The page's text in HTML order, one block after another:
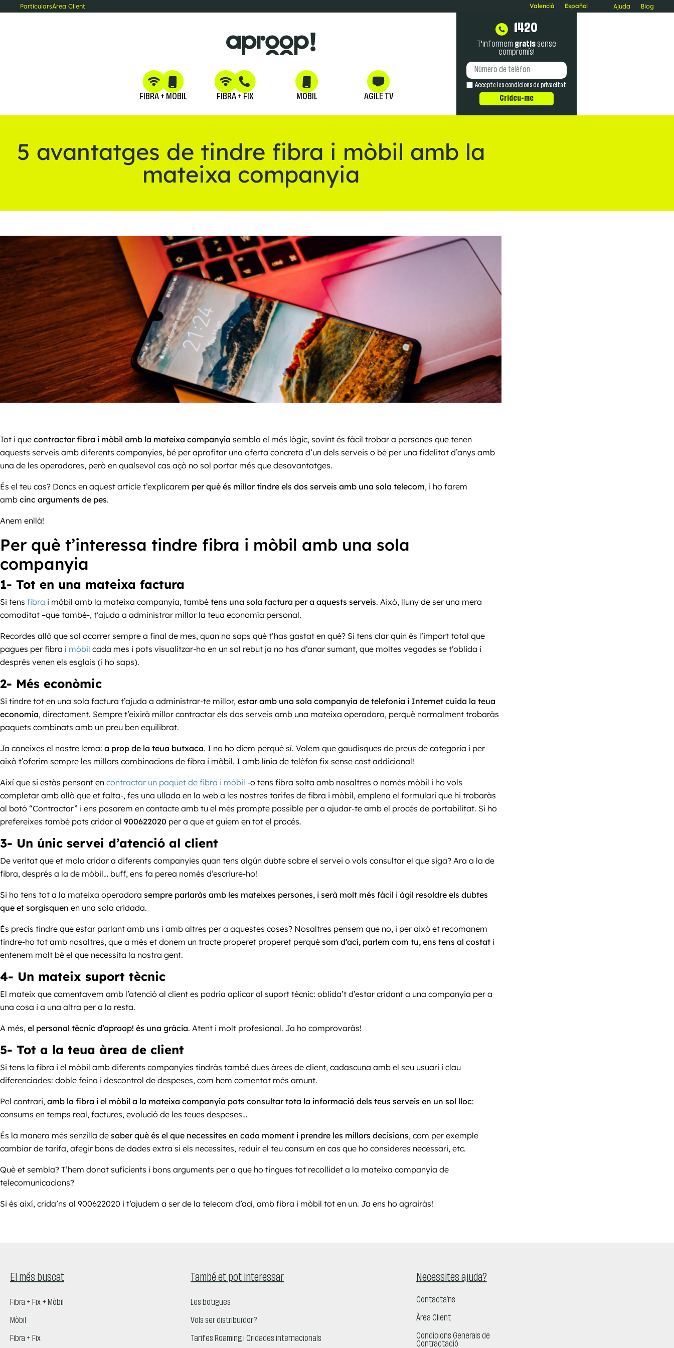
ParticularsÀrea Client Valencià Español Ajuda Blog
FIBRA + MÒBIL FIBRA + FIX MÒBIL AGILE TV
1420
T'informem gratissense
compromís!
Accepte lescondicions de privacitat
Crideu-me
5 avantatges de tindre fibra i mòbil amb la
mateixa companyia
Tot i que contractar fibra i mòbil amb la mateixa companyia sembla el més lògic, sovint és fàcil trobar a persones que tenen
aquests serveis amb diferents companyies, bé per aprofitar una oferta concreta d’un dels serveis o bé per una fidelitat d’anys amb
una de les operadores, però en qualsevol cas açò no sol portar més que desavantatges.
És el teu cas? Doncs en aquest article t’explicarem per què és millor tindre els dos serveis amb una sola telecom, i ho farem
amb cinc arguments de pes.
Anem enllà!
Per què t’interessa tindre fibra i mòbil amb una sola
companyia
1- Tot en una mateixa factura
Si tens fibra i mòbil amb la mateixa companyia, també tens una sola factura per a aquests serveis. Això, lluny de ser una mera
comoditat –que també-, t’ajuda a administrar millor la teua economía personal.
Recordes allò que sol ocorrer sempre a final de mes, quan no saps què t’has gastat en què? Si tens clar quin és l’import total que
pagues per fibra i mòbil cada mes i pots visualitzar-ho en un sol rebut ja no has d’anar sumant, que moltes vegades se t’oblida i
després venen els esglais (i ho saps).
2- Més econòmic
Si tindre tot en una sola factura t’ajuda a administrar-te millor, estar amb una sola companyia de telefonia i Internet cuida la teua
economia, directament. Sempre t’eixirà millor contractar els dos serveis amb una mateixa operadora, perquè normalment trobaràs
paquets combinats amb un preu ben equilibrat.
Ja coneixes el nostre lema: a prop de la teua butxaca. I no ho diem perquè sí. Volem que gaudisques de preus de categoria i per
això t’oferim sempre les millors combinacions de fibra i mòbil. I amb línia de telèfon fix sense cost addicional!
Així que si estàs pensant en contractar un paquet de fibra i mòbil -o tens fibra solta amb nosaltres o només mòbil i ho vols
completar amb allò que et falta-, fes una ullada en la web a les nostres tarifes de fibra i mòbil, emplena el formulari que hi trobaràs
al botó “Contractar” i ens posarem en contacte amb tu el més prompte possible per a ajudar-te amb el procés de portabilitat. Si ho
prefereixes també pots cridar al 900622020 per a que et guiem en tot el procés.
3- Un únic servei d’atenció al client
De veritat que et mola cridar a diferents companyies quan tens algún dubte sobre el servei o vols consultar el que siga? Ara a la de
fibra, després a la de mòbil… buff, ens fa perea només d’escriure-ho!
Si ho tens tot a la mateixa operadora sempre parlaràs amb les mateixes persones, i serà molt més fàcil i àgil resoldre els dubtes
que et sorgisquen en una sola cridada.
És precís tindre que estar parlant amb uns i amb altres per a aquestes coses? Nosaltres pensem que no, i per això et recomanem
tindre-ho tot amb nosaltres, que a més et donem un tracte properet properet perquè som d’ací, parlem com tu, ens tens al costat i
entenem molt bé el que necessita la nostra gent.
4- Un mateix suport tècnic
El mateix que comentavem amb l’atenció al client es podria aplicar al suport tècnic: oblida’t d’estar cridant a una companyia per a
una cosa i a una altra per a la resta.
A més, el personal tècnic d’aproop! és una gràcia. Atent i molt profesional. Ja ho comprovaràs!
5- Tot a la teua àrea de client
Si tens la fibra i el mòbil amb diferents companyies tindràs també dues àrees de client, cadascuna amb el seu usuari i clau
diferenciades: doble feina i descontrol de despeses, com hem comentat més amunt.
Pel contrari, amb la fibra i el mòbil a la mateixa companyia pots consultar tota la informació dels teus serveis en un sol lloc:
consums en temps real, factures, evolució de les teues despeses…
És la manera més senzilla de saber què és el que necessites en cada moment i prendre les millors decisions, com per exemple
cambiar de tarifa, afegir bons de dades extra si els necessites, reduir el teu consum en cas que ho consideres necessari, etc.
Què et sembla? T’hem donat suficients i bons arguments per a que ho tingues tot recollidet a la mateixa companyia de
telecomunicacions?
Si és així, crida’ns al 900622020 i t’ajudem a ser de la telecom d’ací, amb fibra i mòbil tot en un. Ja ens ho agrairàs!
El més buscat
Fibra + Fix + Mòbil
Mòbil
Fibra + Fix
També et pot interessar
Les botigues
Vols ser distribuïdor?
Tarifes Roaming i Cridades internacionals
Necessites ajuda?
Contacta’ns
Àrea Client
Condicions Generals de
Contractació